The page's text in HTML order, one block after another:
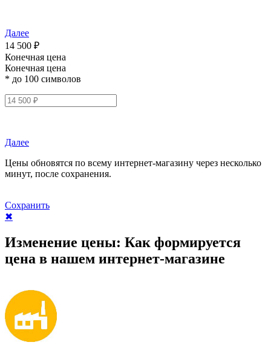
Далее
14 500 ₽
Конечная цена
Конечная цена
* до 100 символов
Далее
Цены обновятся по всему интернет-магазину через несколько
минут, после сохранения.
Сохранить
✖
Изменение цены: Как формируется
цена в нашем интернет-магазине